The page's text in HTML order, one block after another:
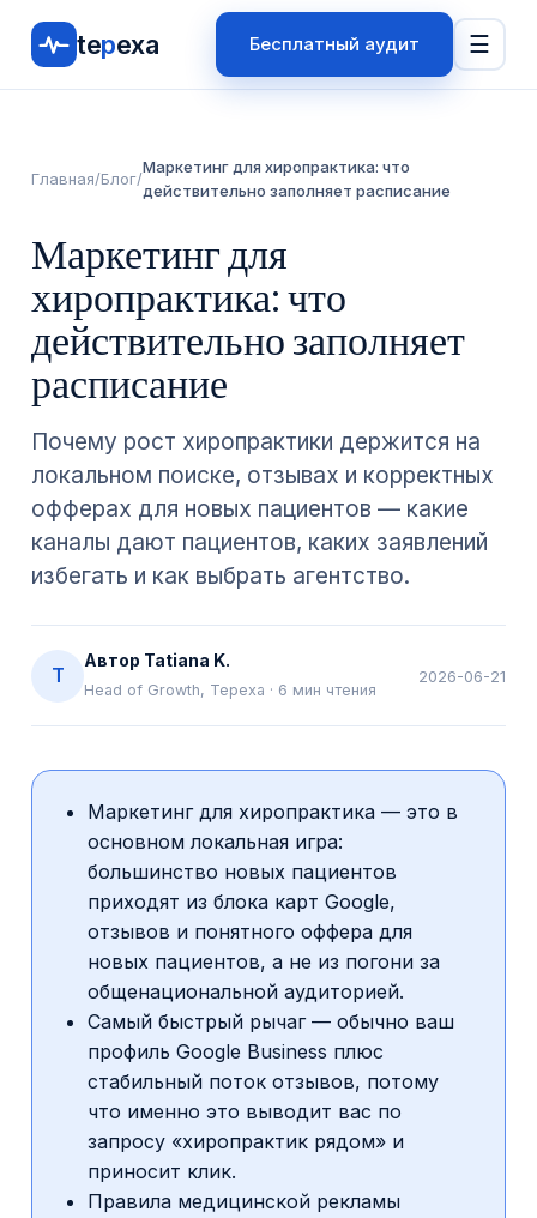
tepexa Бесплатный аудит ☰
Главная/Блог/
Маркетинг для хиропрактика: что
действительно заполняет расписание
Маркетинг для
хиропрактика: что
действительно заполняет
расписание
Почему рост хиропрактики держится на
локальном поиске, отзывах и корректных
офферах для новых пациентов — какие
каналы дают пациентов, каких заявлений
избегать и как выбрать агентство.
T
Автор Tatiana K.
Head of Growth, Tepexa · 6 мин чтения
2026-06-21
Маркетинг для хиропрактика — это в
основном локальная игра:
большинство новых пациентов
приходят из блока карт Google,
отзывов и понятного оффера для
новых пациентов, а не из погони за
общенациональной аудиторией.
Самый быстрый рычаг — обычно ваш
профиль Google Business плюс
стабильный поток отзывов, потому
что именно это выводит вас по
запросу «хиропрактик рядом» и
приносит клик.
Правила медицинской рекламы